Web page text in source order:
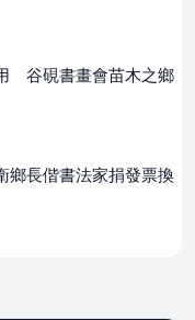
谷硯書畫會苗木之鄉
長偕書法家捐發票換